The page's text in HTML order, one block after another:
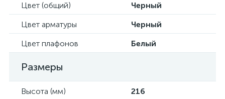
Цвет (общий)
Черный
Цвет арматуры
Черный
Цвет плафонов
Белый
Размеры
Высота (мм)
216